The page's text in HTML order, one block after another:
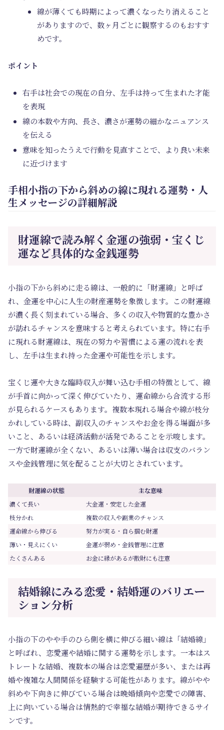
線が薄くても時期によって濃くなったり消えること
がありますので、数ヶ月ごとに観察するのもおすす
めです。
ポイント
右手は社会での現在の自分、左手は持って生まれた才能
を表現
線の本数や方向、長さ、濃さが運勢の細かなニュアンス
を伝える
意味を知ったうえで行動を見直すことで、より良い未来
に近づけます
手相小指の下から斜めの線に現れる運勢・人
生メッセージの詳細解説
財運線で読み解く金運の強弱・宝くじ
運など具体的な金銭運勢
小指の下から斜めに走る線は、一般的に「財運線」と呼ば
れ、金運を中心に人生の財産運勢を象徴します。この財運線
が濃く長く刻まれている場合、多くの収入や物質的な豊かさ
が訪れるチャンスを意味すると考えられています。特に右手
に現れる財運線は、現在の努力や習慣による運の流れを表
し、左手は生まれ持った金運や可能性を示します。
宝くじ運や大きな臨時収入が舞い込む手相の特徴として、線
が手首に向かって深く伸びていたり、運命線から合流する形
が見られるケースもあります。複数本現れる場合や線が枝分
かれしている時は、副収入のチャンスやお金を得る場面が多
いこと、あるいは経済活動が活発であることを示唆します。
一方で財運線が全くない、あるいは薄い場合は収支のバラン
スや金銭管理に気を配ることが大切とされています。
財運線の状態
主な意味
濃くて長い
大金運・安定した金運
枝分かれ
複数の収入や副業のチャンス
運命線から伸びる
努力が実る・自ら掴む財運
薄い・見えにくい
金運が弱め・金銭管理に注意
たくさんある
お金に縁があるが散財にも注意
結婚線にみる恋愛・結婚運のバリエー
ション分析
小指の下のやや手のひら側を横に伸びる細い線は「結婚線」
と呼ばれ、恋愛運や結婚に関する運勢を示します。一本はス
トレートな結婚、複数本の場合は恋愛遍歴が多い、または再
婚や複雑な人間関係を経験する可能性があります。線がやや
斜めや下向きに伸びている場合は晩婚傾向や恋愛での障害、
上に向いている場合は情熱的で幸福な結婚が期待できるサイ
ンです。